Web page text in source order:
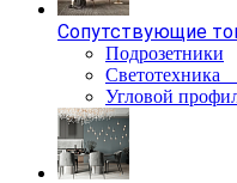
Сопутствующие
Подрозетники
Светотехника
Угловой